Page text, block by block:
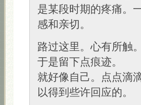
是某段时期的疼痛。
感和亲切。
路过这里。心有所触
于是留下点痕迹。
就好像自己。点点滴
以得到些许回应的。